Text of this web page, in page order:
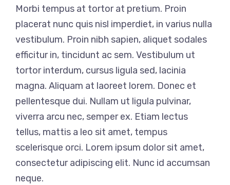
Morbi tempus at tortor at pretium. Proin
placerat nunc quis nisl imperdiet, in varius nulla
vestibulum. Proin nibh sapien, aliquet sodales
efficitur in, tincidunt ac sem. Vestibulum ut
tortor interdum, cursus ligula sed, lacinia
magna. Aliquam at laoreet lorem. Donec et
pellentesque dui. Nullam ut ligula pulvinar,
viverra arcu nec, semper ex. Etiam lectus
tellus, mattis a leo sit amet, tempus
scelerisque orci. Lorem ipsum dolor sit amet,
consectetur adipiscing elit. Nunc id accumsan
neque.